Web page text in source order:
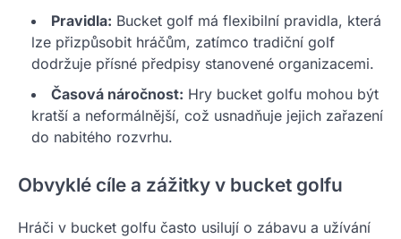
Pravidla: Bucket golf má flexibilní pravidla, která
lze přizpůsobit hráčům, zatímco tradiční golf
dodržuje přísné předpisy stanovené organizacemi.
Časová náročnost: Hry bucket golfu mohou být
kratší a neformálnější, což usnadňuje jejich zařazení
do nabitého rozvrhu.
Obvyklé cíle a zážitky v bucket golfu
Hráči v bucket golfu často usilují o zábavu a užívání